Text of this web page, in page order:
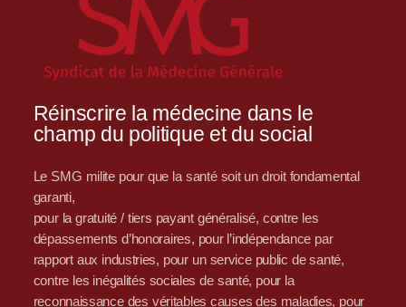
Réinscrire la médecine dans le
champ du politique et du social
Le SMG milite pour que la santé soit un droit fondamental
garanti,
pour la gratuité / tiers payant généralisé, contre les
dépassements d’honoraires, pour l’indépendance par
rapport aux industries, pour un service public de santé,
contre les inégalités sociales de santé, pour la
reconnaissance des véritables causes des maladies, pour